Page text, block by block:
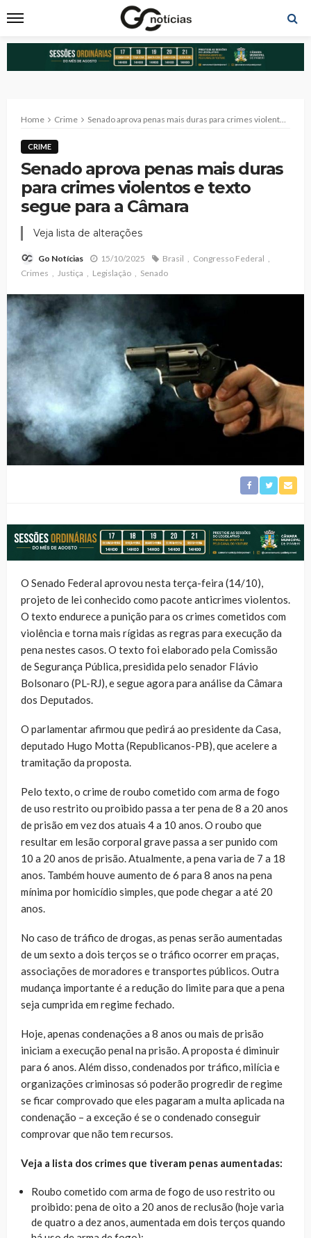
Home Crime Senado aprova penas mais duras para crimes violentos e texto segue para a Câmara
CRIME
Senado aprova penas mais duras
para crimes violentos e texto
segue para a Câmara
Veja lista de alterações
Go Notícias 15/10/2025 Brasil
Congresso Federal
Crimes
Justiça Legislação Senado
O Senado Federal aprovou nesta terça-feira (14/10),
projeto de lei conhecido como pacote anticrimes violentos.
O texto endurece a punição para os crimes cometidos com
violência e torna mais rígidas as regras para execução da
pena nestes casos. O texto foi elaborado pela Comissão
de Segurança Pública, presidida pelo senador Flávio
Bolsonaro (PL-RJ), e segue agora para análise da Câmara
dos Deputados.
O parlamentar afirmou que pedirá ao presidente da Casa,
deputado Hugo Motta (Republicanos-PB), que acelere a
tramitação da proposta.
Pelo texto, o crime de roubo cometido com arma de fogo
de uso restrito ou proibido passa a ter pena de 8 a 20 anos
de prisão em vez dos atuais 4 a 10 anos. O roubo que
resultar em lesão corporal grave passa a ser punido com
10 a 20 anos de prisão. Atualmente, a pena varia de 7 a 18
anos. Também houve aumento de 6 para 8 anos na pena
mínima por homicídio simples, que pode chegar a até 20
anos.
No caso de tráfico de drogas, as penas serão aumentadas
de um sexto a dois terços se o tráfico ocorrer em praças,
associações de moradores e transportes públicos. Outra
mudança importante é a redução do limite para que a pena
seja cumprida em regime fechado.
Hoje, apenas condenações a 8 anos ou mais de prisão
iniciam a execução penal na prisão. A proposta é diminuir
para 6 anos. Além disso, condenados por tráfico, milícia e
organizações criminosas só poderão progredir de regime
se ficar comprovado que eles pagaram a multa aplicada na
condenação – a exceção é se o condenado conseguir
comprovar que não tem recursos.
Veja a lista dos crimes que tiveram penas aumentadas:
Roubo cometido com arma de fogo de uso restrito ou
proibido: pena de oito a 20 anos de reclusão (hoje varia
de quatro a dez anos, aumentada em dois terços quando